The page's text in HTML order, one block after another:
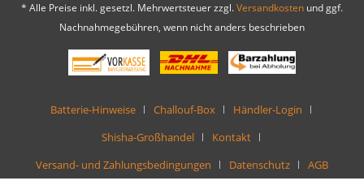
* Alle Preise inkl. gesetzl. Mehrwertsteuer zzgl.Versandkosten und ggf.
Nachnahmegebühren, wenn nicht anders beschrieben
Batterie-Hinweise Challouf-Box
Händler-Login
Shisha-Großhandel
Kontakt
Versand- und Zahlungsbedingungen
Datenschutz AGB